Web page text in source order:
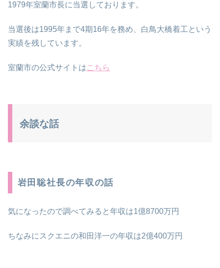
1979年室蘭市長に当選しております。
当選後は1995年まで4期16年を務め、白鳥大橋着工という
実績を残しています。
室蘭市の公式サイトはこちら
余談な話
岩田聡社長の年収の話
気になったので調べてみると年収は1億8700万円
ちなみにスクエニの和田洋一の年収は2億400万円